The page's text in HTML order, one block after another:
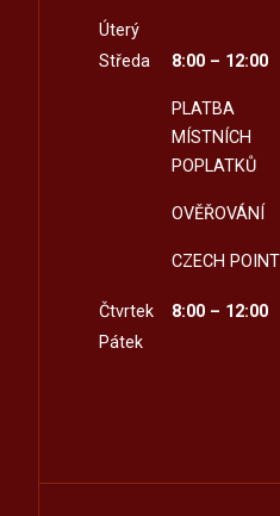
Úterý
Středa
8:00 – 12:00
PLATBA
MÍSTNÍCH
POPLATKŮ
OVĚŘOVÁNÍ
CZECH POINT
Čtvrtek
8:00 – 12:00
Pátek